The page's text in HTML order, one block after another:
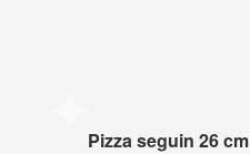
Pizza seguin 26 cm